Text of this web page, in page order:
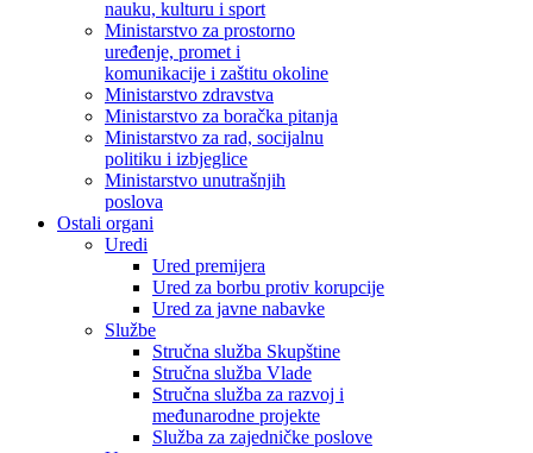
nauku, kulturu i sport
Ministarstvo za prostorno
uređenje, promet i
komunikacije i zaštitu okoline
Ministarstvo zdravstva
Ministarstvo za boračka pitanja
Ministarstvo za rad, socijalnu
politiku i izbjeglice
Ministarstvo unutrašnjih
poslova
Ostali organi
Uredi
Ured premijera
Ured za borbu protiv korupcije
Ured za javne nabavke
Službe
Stručna služba Skupštine
Stručna služba Vlade
Stručna služba za razvoj i
međunarodne projekte
Služba za zajedničke poslove